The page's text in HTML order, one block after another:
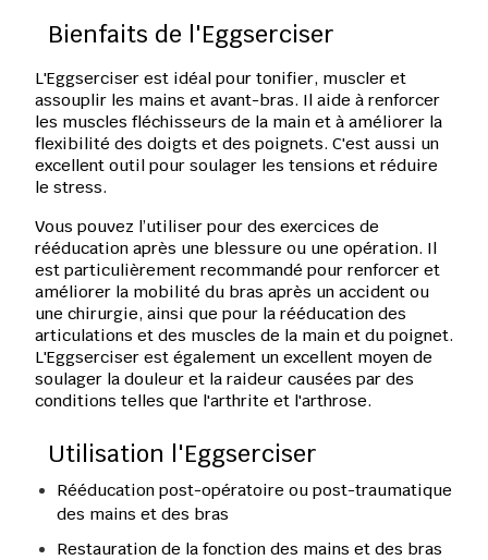
Bienfaits de l'Eggserciser
L'Eggserciser est idéal pour tonifier, muscler
assouplir les mains et avant-bras. Il aide à renforcer
les muscles fléchisseurs
flexibilité des doigts et des poignets. C'est aussi un
excellent outil pour soulager les tensions et réduire
le stress.
Vous pouvez l’utiliser pour des exercices de
rééducation après une blessure ou une opération. Il
est particulièrement recommandé pour renforcer et
améliorer la mobilité du bras après un accident ou
une chirurgie, ainsi que pour la rééducation des
articulations et des muscles de la main et du poignet.
L'Eggserciser est également un excellent moyen de
soulager la douleur et la raideur causées par des
conditions telles que l'arthrite et l'arthrose.
Utilisation l'Eggserciser
Rééducation post-opératoire ou post-traumatique
des mains et des bras
Restauration de la fonction des mains et des bras